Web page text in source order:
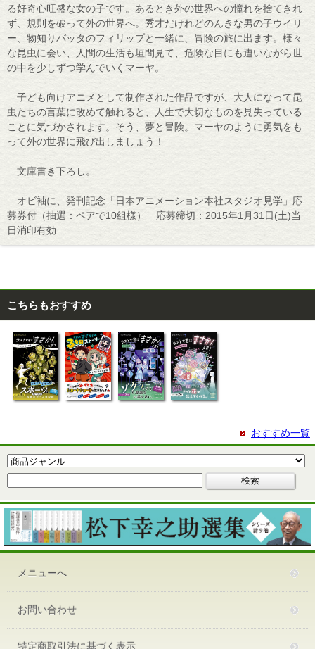
る好奇心旺盛な女の子です。あるとき外の世界への憧れを捨てきれ
ず、規則を破って外の世界へ。秀才だけれどのんきな男の子ウイリ
ー、物知りバッタのフィリップと一緒に、冒険の旅に出ます。様々
な昆虫に会い、人間の生活も垣間見て、危険な目にも遭いながら世
の中を少しずつ学んでいくマーヤ。
子ども向けアニメとして制作された作品ですが、大人になって昆
虫たちの言葉に改めて触れると、人生で大切なものを見失っている
ことに気づかされます。そう、夢と冒険。マーヤのように勇気をも
って外の世界に飛び出しましょう！
文庫書き下ろし。
オビ袖に、発刊記念「日本アニメーション本社スタジオ見学」応
募券付（抽選：ペアで10組様） 応募締切：2015年1月31日(土)当
日消印有効
こちらもおすすめ
おすすめ一覧
メニューへ
お問い合わせ
特定商取引法に基づく表示